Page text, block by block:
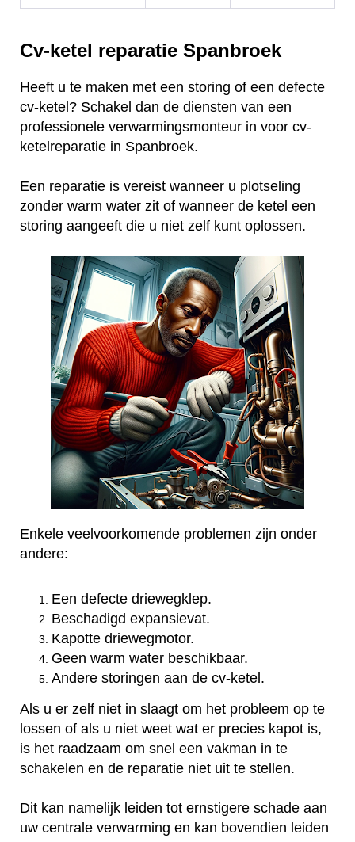
Cv-ketel reparatie Spanbroek
Heeft u te maken met een storing of een defecte
cv-ketel? Schakel dan de diensten van een
professionele verwarmingsmonteur in voor cv-
ketelreparatie in Spanbroek.
Een reparatie is vereist wanneer u plotseling
zonder warm water zit of wanneer de ketel een
storing aangeeft die u niet zelf kunt oplossen.
Enkele veelvoorkomende problemen zijn onder
andere:
Een defecte driewegklep.
Beschadigd expansievat.
Kapotte driewegmotor.
Geen warm water beschikbaar.
Andere storingen aan de cv-ketel.
Als u er zelf niet in slaagt om het probleem op te
lossen of als u niet weet wat er precies kapot is,
is het raadzaam om snel een vakman in te
schakelen en de reparatie niet uit te stellen.
Dit kan namelijk leiden tot ernstigere schade aan
uw centrale verwarming en kan bovendien leiden